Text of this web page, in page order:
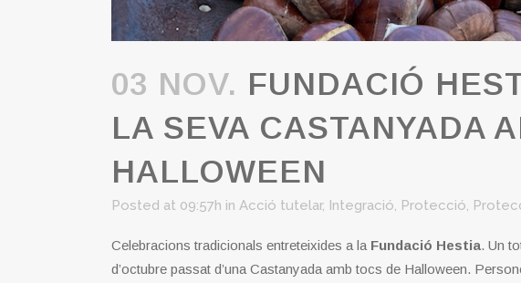
03 NOV. FUNDACIÓ
LA SEVA CASTANYADA
HALLOWEEN
Posted at 09:57h in Acció tutelar, Integració, Protecció,
Celebracions tradicionals entreteixides a la Fundació Hestia. Un
d’octubre passat d’una Castanyada amb tocs de Halloween.